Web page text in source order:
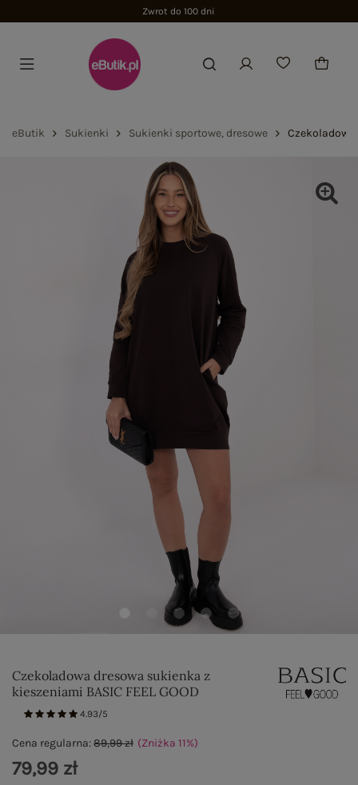
Zwrot do 100 dni
eButik Sukienki Sukienki sportowe, dresowe Czekoladowa
Czekoladowa dresowa sukienka z
kieszeniami BASIC FEEL GOOD
4.93/5
Cena regularna:89,99 zł (Zniżka 11%)
79,99 zł